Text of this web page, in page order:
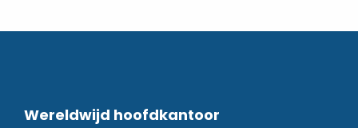
Wereldwijd hoofdkantoor